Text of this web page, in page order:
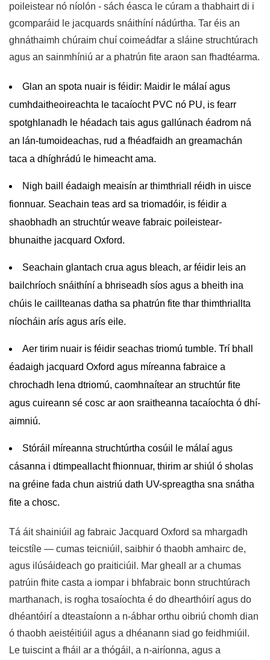
poileistear nó níolón - sách éasca le cúram a thabhairt di i
gcomparáid le jacquards snáithíní nádúrtha. Tar éis an
ghnáthaimh chúraim chuí coimeádfar a sláine struchtúrach
agus an sainmhíniú ar a phatrún fite araon san fhadtéarma.
Glan an spota nuair is féidir: Maidir le málaí agus
cumhdaitheoireachta le tacaíocht PVC nó PU, is fearr
spotghlanadh le héadach tais agus gallúnach éadrom ná
an lán-tumoideachas, rud a fhéadfaidh an greamachán
taca a dhíghrádú le himeacht ama.
Nigh baill éadaigh meaisín ar thimthriall réidh in uisce
fionnuar. Seachain teas ard sa triomadóir, is féidir a
shaobhadh an struchtúr weave fabraic poileistear-
bhunaithe jacquard Oxford.
Seachain glantach crua agus bleach, ar féidir leis an
bailchríoch snáithíní a bhriseadh síos agus a bheith ina
chúis le caillteanas datha sa phatrún fite thar thimthriallta
níocháin arís agus arís eile.
Aer tirim nuair is féidir seachas triomú tumble. Trí bhall
éadaigh jacquard Oxford agus míreanna fabraice a
chrochadh lena dtriomú, caomhnaítear an struchtúr fite
agus cuireann sé cosc ​​ar aon sraitheanna tacaíochta ó dhí-
aimniú.
Stóráil míreanna struchtúrtha cosúil le málaí agus
cásanna i dtimpeallacht fhionnuar, thirim ar shiúl ó sholas
na gréine fada chun aistriú dath UV-spreagtha sna snátha
fite a chosc.
Tá áit shainiúil ag fabraic Jacquard Oxford sa mhargadh
teicstíle — cumas teicniúil, saibhir ó thaobh amhairc de,
agus ilúsáideach go praiticiúil. Mar gheall ar a chumas
patrúin fhite casta a iompar i bhfabraic bonn struchtúrach
marthanach, is rogha tosaíochta é do dhearthóirí agus do
dhéantóirí a dteastaíonn a n-ábhar orthu oibriú chomh dian
ó thaobh aeistéitiúil agus a dhéanann siad go feidhmiúil.
Le tuiscint a fháil ar a thógáil, a n-airíonna, agus a